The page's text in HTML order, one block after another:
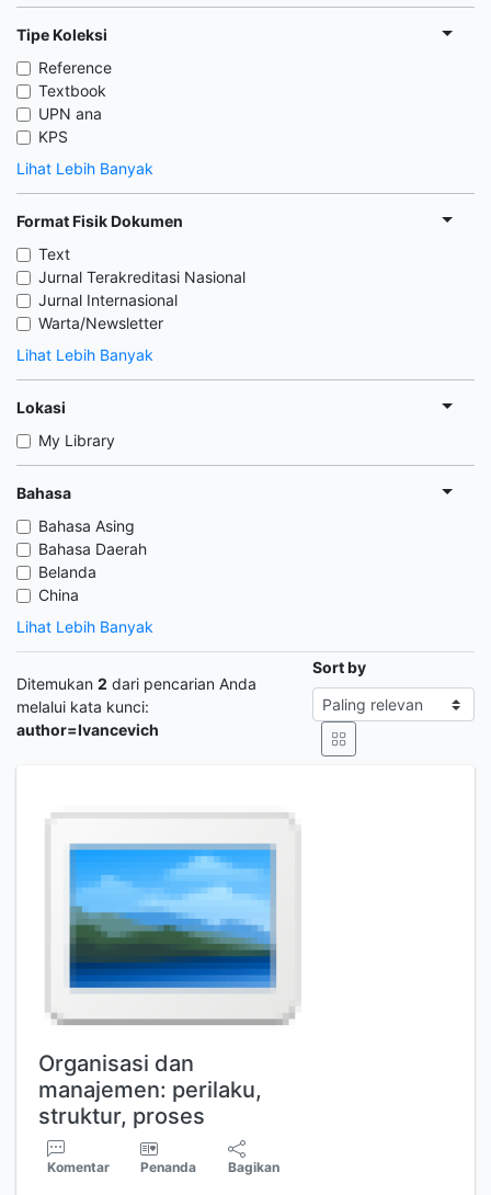
Tipe Koleksi
Reference
Textbook
UPN ana
KPS
Lihat Lebih Banyak
Format Fisik Dokumen
Text
Jurnal Terakreditasi Nasional
Jurnal Internasional
Warta/Newsletter
Lihat Lebih Banyak
Lokasi
My Library
Bahasa
Bahasa Asing
Bahasa Daerah
Belanda
China
Lihat Lebih Banyak
Ditemukan 2 dari pencarian Anda
melalui kata kunci:
author=Ivancevich
Sort by
Organisasi dan
manajemen: perilaku,
struktur, proses
Komentar Penanda Bagikan